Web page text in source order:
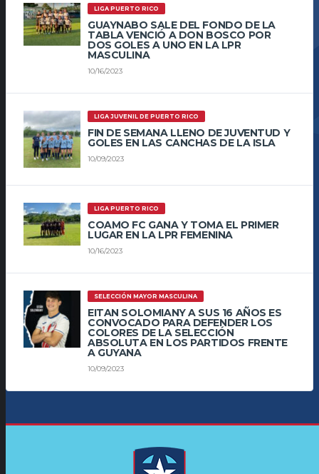
LIGA PUERTO RICO
GUAYNABO SALE DEL FONDO DE LA
TABLA VENCIÓ A DON BOSCO POR
DOS GOLES A UNO EN LA LPR
MASCULINA
10/16/2023
LIGA JUVENIL DE PUERTO RICO
FIN DE SEMANA LLENO DE JUVENTUD Y
GOLES EN LAS CANCHAS DE LA ISLA
10/09/2023
LIGA PUERTO RICO
COAMO FC GANA Y TOMA EL PRIMER
LUGAR EN LA LPR FEMENINA
10/16/2023
SELECCIÓN MAYOR MASCULINA
EITAN SOLOMIANY A SUS 16 AÑOS ES
CONVOCADO PARA DEFENDER LOS
COLORES DE LA SELECCIÓN
ABSOLUTA EN LOS PARTIDOS FRENTE
A GUYANA
10/09/2023